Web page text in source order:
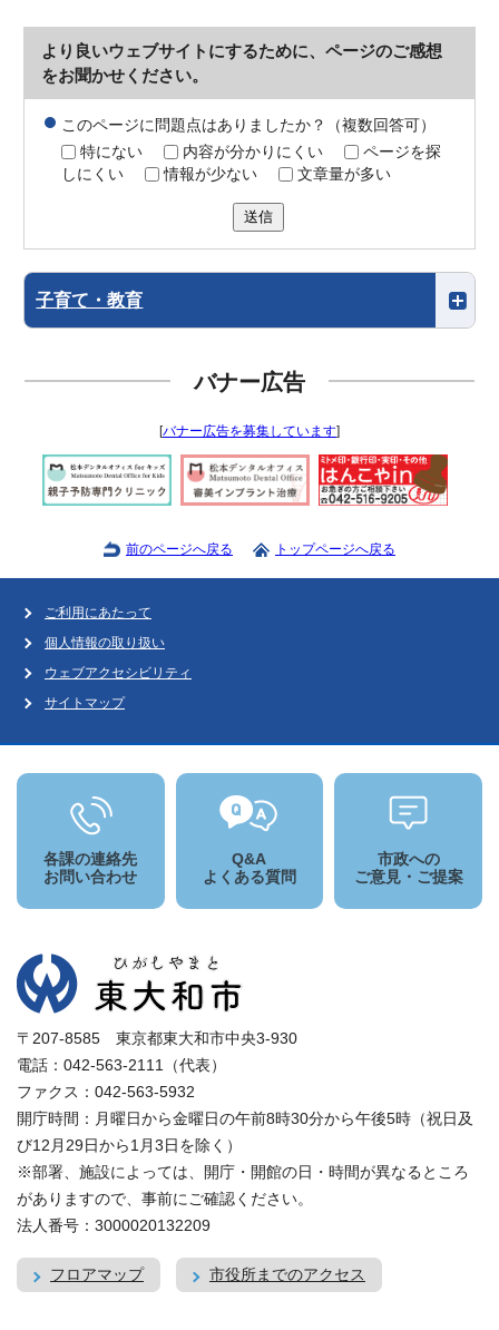
より良いウェブサイトにするために、ページのご感想
をお聞かせください。
このページに問題点はありましたか？（複数回答可）
特にない
内容が分かりにくい
ページを探
しにくい
情報が少ない 文章量が多い
送信
子育て・教育
バナー広告
[バナー広告を募集しています]
前のページへ戻る トップページへ戻る
ご利用にあたって
個人情報の取り扱い
ウェブアクセシビリティ
サイトマップ
各課の連絡先
お問い合わせ
Q&A
よくある質問
市政への
ご意見・ご提案
〒207-8585 東京都東大和市中央3-930
電話：042-563-2111（代表）
ファクス：042-563-5932
開庁時間：月曜日から金曜日の午前8時30分から午後5時（祝日及
び12月29日から1月3日を除く）
※部署、施設によっては、開庁・開館の日・時間が異なるところ
がありますので、事前にご確認ください。
法人番号：3000020132209
フロアマップ 市役所までのアクセス